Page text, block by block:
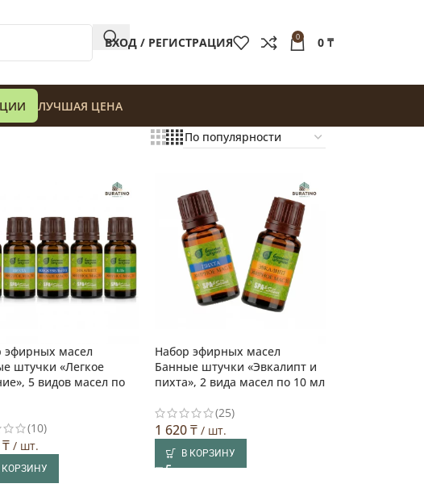
ВХОД / РЕГИСТРАЦИЯ 0 0 ₸
ЛУЧШАЯ ЦЕНА
эфирных масел
штучки «Легкое
5 видов масел по
(10)
₸ / шт.
КОРЗИНУ
Набор эфирных масел
Банные штучки «Эвкалипт и
пихта», 2 вида масел по 10 мл
(25)
1 620₸/ шт.
В КОРЗИНУ